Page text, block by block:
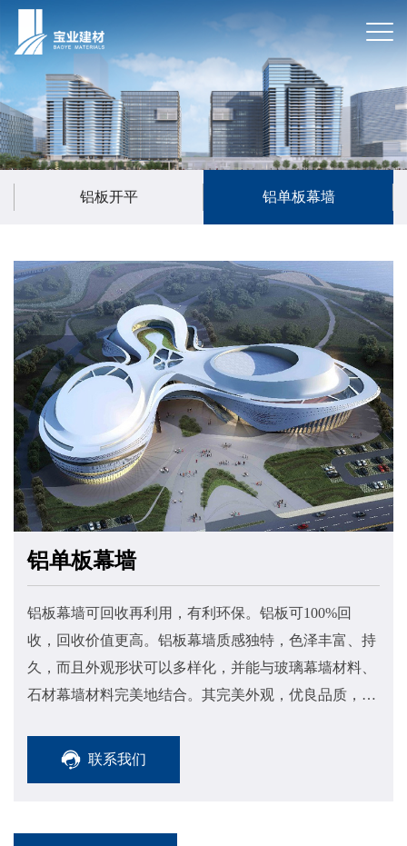
铝板开平 铝单板幕墙
铝单板幕墙
铝板幕墙可回收再利用，有利环保。铝板可100%回
收，回收价值更高。铝板幕墙质感独特，色泽丰富、持
久，而且外观形状可以多样化，并能与玻璃幕墙材料、
石材幕墙材料完美地结合。其完美外观，优良品质，使
联系我们